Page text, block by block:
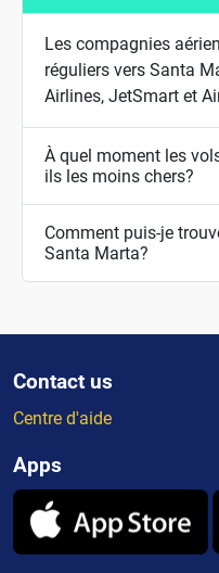
Les compagnies
réguliers vers Santa
Airlines, JetSmart et
À quel moment les
ils les moins chers?
Comment puis-je
Santa Marta?
Contact us
Centre d'aide
Apps